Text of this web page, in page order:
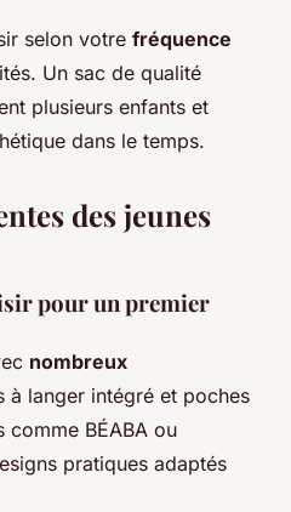
selon votre fréquence
Un sac de qualité
plusieurs enfants et
dans le temps.
des jeunes
pour un premier
nombreux
à langer intégré et poches
comme BÉABA ou
pratiques adaptés